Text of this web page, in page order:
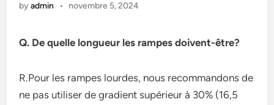
byadmin • novembre 5, 2024
Q. De quelle longueur les rampes doivent-être?
R.Pour les rampes lourdes, nous recommandons de
ne pas utiliser de gradient supérieur à 30% (16,5